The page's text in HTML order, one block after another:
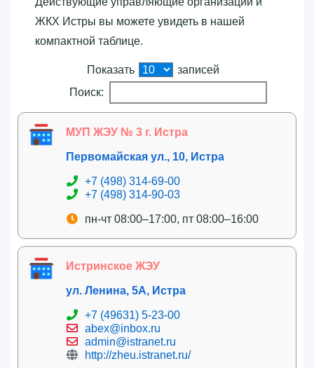
ЖКХ Истры вы можете увидеть в нашей
компактной таблице.
Показать
записей
Поиск:
МУП ЖЭУ № 3 г. Истра
Первомайская ул., 10, Истра
+7 (498) 314-69-00
+7 (498) 314-90-03
пн-чт 08:00–17:00, пт 08:00–16:00
Истринское ЖЭУ
ул. Ленина, 5А, Истра
+7 (49631) 5-23-00
abex@inbox.ru
admin@istranet.ru
http://zheu.istranet.ru/